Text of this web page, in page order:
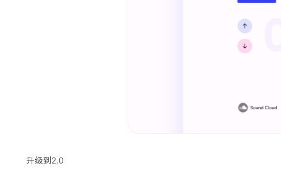
升级到2.0